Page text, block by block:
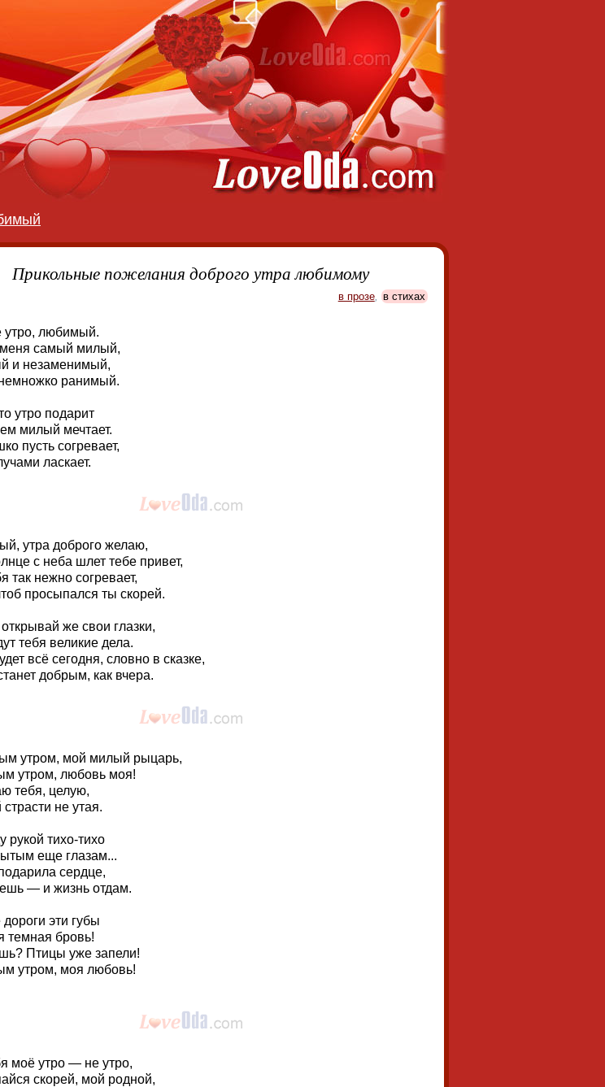
Прикольные пожелания доброго утра любимому
в прозе, в стихах
утро, любимый.
самый милый,
и незаменимый,
ранимый.
утро подарит
милый мечтает.
пусть согревает,
ласкает.
утра доброго желаю,
с неба шлет тебе привет,
так нежно согревает,
просыпался ты скорей.
же свои глазки,
тебя великие дела.
всё сегодня, словно в сказке,
добрым, как вчера.
утром, мой милый рыцарь,
утром, любовь моя!
тебя, целую,
не утая.
рукой тихо-тихо
еще глазам...
сердце,
— и жизнь отдам.
дороги эти губы
темная бровь!
Птицы уже запели!
утром, моя любовь!
моё утро — не утро,
скорей, мой родной,